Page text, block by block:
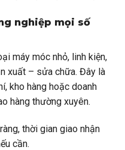
nghiệp mọi số
máy móc nhỏ, linh kiện,
xuất – sửa chữa. Đây là
kho hàng hoặc doanh
hàng thường xuyên.
thời gian giao nhận
cần.